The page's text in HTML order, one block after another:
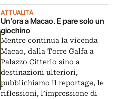
ATTUALITÀ
Un’ora a Macao. E pare solo un
giochino
Mentre continua la vicenda
Macao, dalla Torre Galfa a
Palazzo Citterio sino a
destinazioni ulteriori,
pubblichiamo il reportage, le
riflessioni, l’impressione di